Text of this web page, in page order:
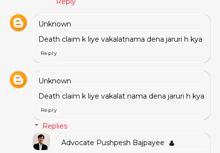
Unknown
Death claim k liye vakalatnama dena jaruri h kya
Reply
Unknown
Death claim k liye vakalat nama dena jaruri h kya
Reply
Replies
Advocate Pushpesh Bajpayee